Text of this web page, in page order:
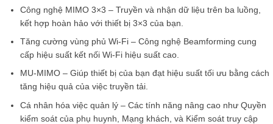
1.165.000 ₫.
Công nghệ MIMO 3×3 – Truyền và nhận dữ liệu trên ba luồng,
kết hợp hoàn hảo với thiết bị 3×3 của bạn.
Tăng cường vùng phủ Wi-Fi – Công nghệ Beamforming cung
cấp hiệu suất kết nối Wi-Fi hiệu suất cao.
MU-MIMO – Giúp thiết bị của bạn đạt hiệu suất tối ưu bằng cách
tăng hiệu quả của việc truyền tải.
Cá nhân hóa việc quản lý – Các tính năng nâng cao như Quyền
kiểm soát của phụ huynh, Mạng khách, và Kiểm soát truy cập